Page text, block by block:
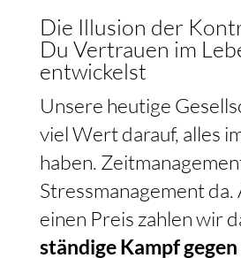
Die Illusion der
Du Vertrauen im
entwickelst
Unsere heutige
viel Wert darauf, alles
haben.
Stressmanagement
einen Preis zahlen wir
ständige Kampf gegen